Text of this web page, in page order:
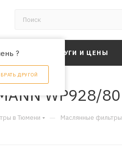
?
ДРУГОЙ
УСЛУГИ И ЦЕНЫ
WP928/80
в Тюмени — Маслянные фильтры